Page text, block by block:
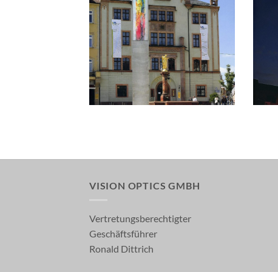
MW MARKT
VISION OPTICS GMBH
Vertretungsberechtigter
Geschäftsführer
Ronald Dittrich